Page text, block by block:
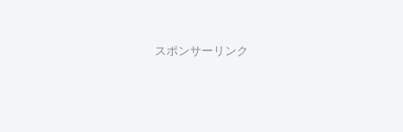
スポンサーリンク